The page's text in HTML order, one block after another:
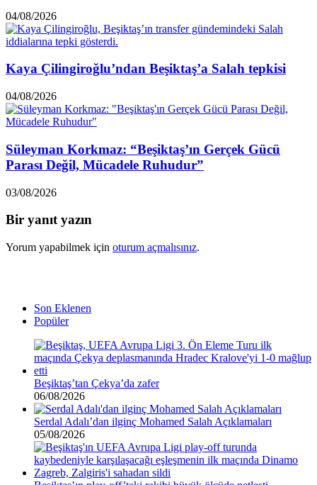
04/08/2026
Kaya Çilingiroğlu’ndan Beşiktaş’a Salah tepkisi
04/08/2026
Süleyman Korkmaz: “Beşiktaş’ın Gerçek Gücü
Parası Değil, Mücadele Ruhudur”
03/08/2026
Bir yanıt yazın
Yorum yapabilmek için oturum açmalısınız.
Son Eklenen
Popüler
Beşiktaş’tan Çekya’da zafer
06/08/2026
Serdal Adalı’dan ilginç Mohamed Salah Açıklamaları
05/08/2026